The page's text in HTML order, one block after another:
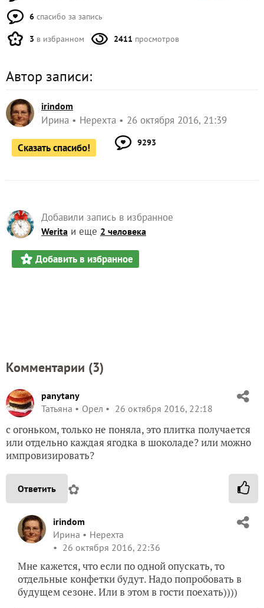
6 спасибо за запись
3 в избранном 2411 просмотров
Автор записи:
irindom
Ирина Нерехта 26 октября 2016, 21:39
Сказать спасибо! 9293
Добавили запись в избранное
Werita и еще 2 человека
Добавить в избранное
Комментарии (3)
panytany
Татьяна
Орел 26 октября 2016, 22:18
с огоньком, только не поняла, это плитка получается
или отдельно каждая ягодка в шоколаде? или можно
импровизировать?
Ответить ✿
irindom
Ирина
Нерехта
26 октября 2016, 22:36
Мне кажется, что если по одной опускать, то
отдельные конфетки будут. Надо попробовать в
будущем сезоне. Или в этом в гости поехать))))